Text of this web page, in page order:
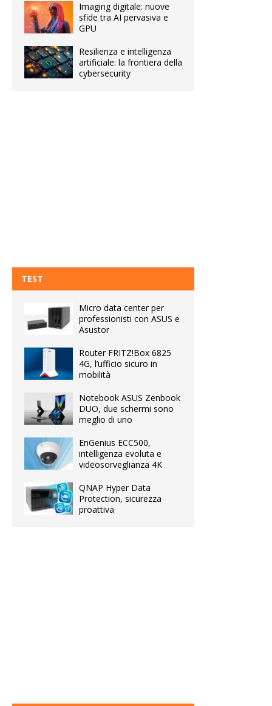
Imaging digitale: nuove
sfide tra AI pervasiva e
GPU
Resilienza e intelligenza
artificiale: la frontiera della
cybersecurity
TEST
Micro data center per
professionisti con ASUS e
Asustor
Router FRITZ!Box 6825
4G, l’ufficio sicuro in
mobilità
Notebook ASUS Zenbook
DUO, due schermi sono
meglio di uno
EnGenius ECC500,
intelligenza evoluta e
videosorveglianza 4K
QNAP Hyper Data
Protection, sicurezza
proattiva